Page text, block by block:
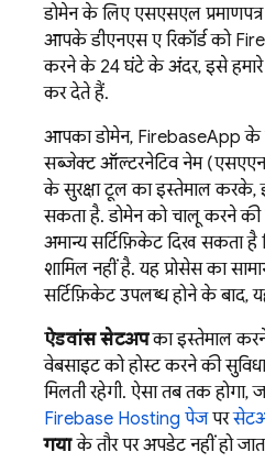
डोमेन के लिए एसएसएल
आपके डीएनएस ए रिकॉर्ड को
करने के 24 घंटे के अंदर, इसे हमारे
कर देते हैं.
आपका डोमेन, FirebaseApp के
सब्जेक्ट ऑल्टरनेटिव नेम (एसएएन)
के सुरक्षा टूल का इस्तेमाल करके,
सकता है. डोमेन को चालू करने की
अमान्य सर्टिफ़िकेट दिख सकता
शामिल नहीं है. यह प्रोसेस का
सर्टिफ़िकेट उपलब्ध होने के बाद,
ऐडवांस सेटअपका इस्तेमाल
वेबसाइट को होस्ट करने की
मिलती रहेगी. ऐसा तब तक
Firebase Hosting पेजपर
गयाके तौर पर अपडेट नहीं हो